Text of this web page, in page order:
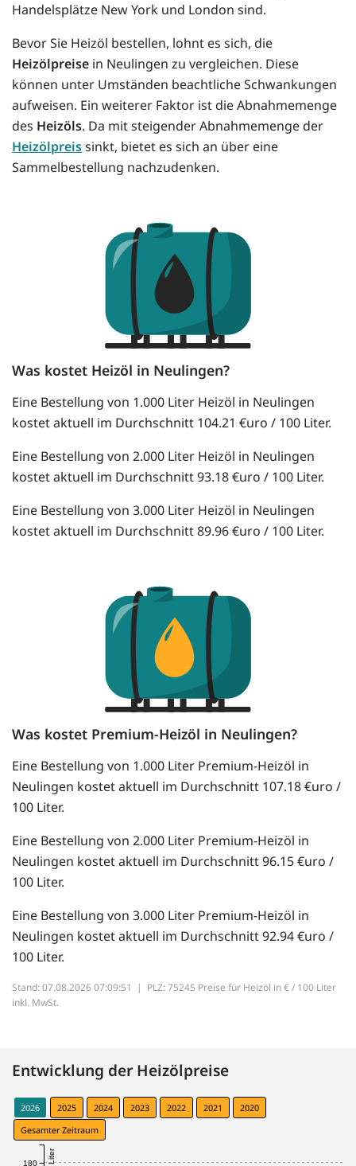
Handelsplätze New York und London sind.
Bevor Sie Heizöl bestellen, lohnt es sich, die
Heizölpreise in Neulingen zu vergleichen. Diese
können unter Umständen beachtliche Schwankungen
aufweisen. Ein weiterer Faktor ist die Abnahmemenge
des Heizöls. Da mit steigender Abnahmemenge der
Heizölpreissinkt, bietet es sich an über eine
Sammelbestellung nachzudenken.
Was kostet Heizöl in Neulingen?
Eine Bestellung von 1.000 Liter Heizöl in Neulingen
kostet aktuell im Durchschnitt 104.21 €uro / 100 Liter.
Eine Bestellung von 2.000 Liter Heizöl in Neulingen
kostet aktuell im Durchschnitt 93.18 €uro / 100 Liter.
Eine Bestellung von 3.000 Liter Heizöl in Neulingen
kostet aktuell im Durchschnitt 89.96 €uro / 100 Liter.
Was kostet Premium-Heizöl in Neulingen?
Eine Bestellung von 1.000 Liter Premium-Heizöl in
Neulingen kostet aktuell im Durchschnitt 107.18 €uro /
100 Liter.
Eine Bestellung von 2.000 Liter Premium-Heizöl in
Neulingen kostet aktuell im Durchschnitt 96.15 €uro /
100 Liter.
Eine Bestellung von 3.000 Liter Premium-Heizöl in
Neulingen kostet aktuell im Durchschnitt 92.94 €uro /
100 Liter.
Stand: 07.08.2026 07:09:51 | PLZ: 75245 Preise für Heizöl in € / 100 Liter
inkl. MwSt.
Entwicklung der Heizölpreise
2026 2025 2024 2023 2022 2021
2020
Gesamter Zeitraum
180